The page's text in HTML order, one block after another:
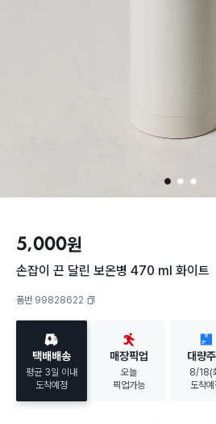
1 2 3
5,000원
손잡이 끈 달린 보온병 470 ml 화이트
품번 99828622
택배배송
평균 3일 이내
도착예정
매장픽업
오늘
픽업가능
대량
8/18(
도착